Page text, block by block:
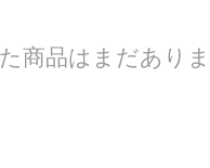
商品はまだありま